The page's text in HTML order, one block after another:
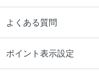
よくある質問
ポイント表示設定